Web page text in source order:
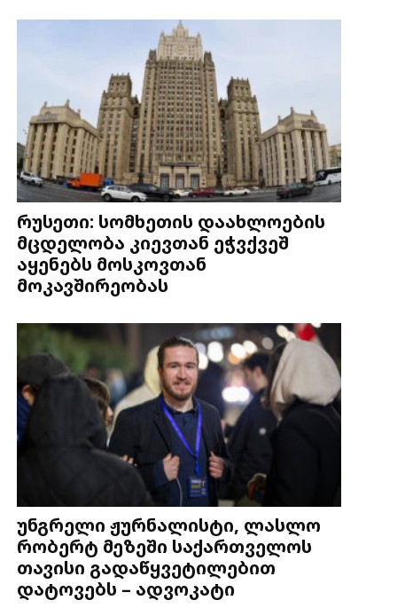
რუსეთი: სომხეთის დაახლოების
მცდელობა კიევთან ეჭვქვეშ
აყენებს მოსკოვთან
მოკავშირეობას
უნგრელი ჟურნალისტი, ლასლო
რობერტ მეზეში საქართველოს
თავისი გადაწყვეტილებით
დატოვებს – ადვოკატი